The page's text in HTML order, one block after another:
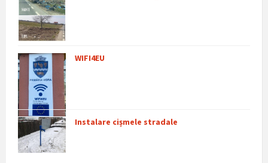
WIFI4EU
Instalare cișmele stradale